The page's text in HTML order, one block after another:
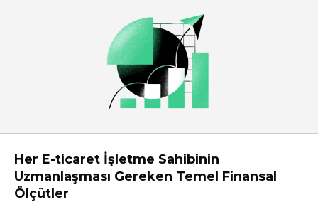
Her E-ticaret İşletme Sahibinin
Uzmanlaşması Gereken Temel Finansal
Ölçütler